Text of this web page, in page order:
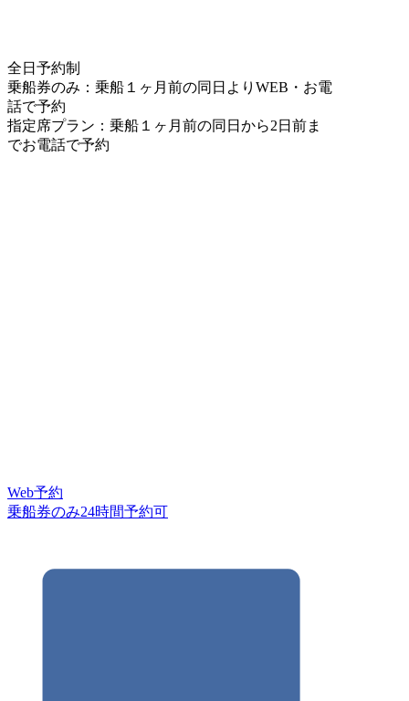
全日予約制
乗船券のみ：乗船１ヶ月前の同日よりWEB・お電
話で予約
指定席プラン：乗船１ヶ月前の同日から2日前ま
でお電話で予約
Web予約
乗船券のみ24時間予約可